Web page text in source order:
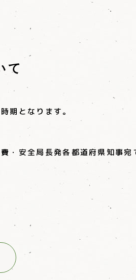
て
期となります。
・安全局長発各都道府県知事宛